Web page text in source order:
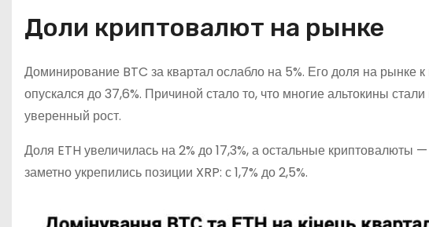
Доли криптовалют на рынке
Доминирование BTC за квартал ослабло на 5%. Его доля на рынке
опускался до 37,6%. Причиной стало то, что многие альтокины
уверенный рост.
Доля ETH увеличилась на 2% до 17,3%, а остальные криптовалюты
заметно укрепились позиции XRP: с 1,7% до 2,5%.